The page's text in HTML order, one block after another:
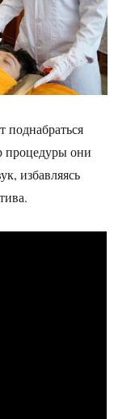
поднабраться
процедуры они
избавляясь